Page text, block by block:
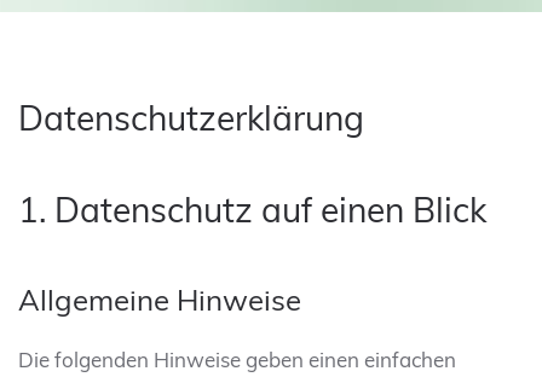
Datenschutzerklärung
1. Datenschutz auf einen Blick
Allgemeine Hinweise
Die folgenden Hinweise geben einen einfachen